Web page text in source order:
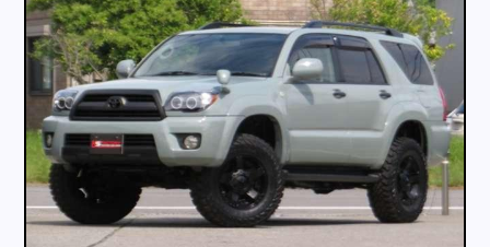
営業日
お問い合わせ
採用情報